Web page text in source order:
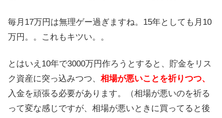
毎月17万円は無理ゲー過ぎますね。15年としても月10
万円。。これもキツい。。
とはいえ10年で3000万円作ろうとすると、貯金をリス
ク資産に突っ込みつつ、 相場が悪いことを祈りつつ、
入金を頑張る必要があります。（相場が悪いのを祈る
って変な感じですが、相場が悪いときに買ってると後